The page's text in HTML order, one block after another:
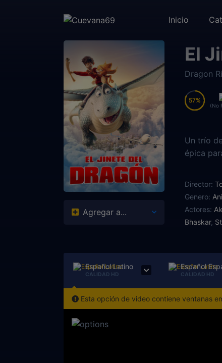
Inicio
Agregar a...
El
Dragon
57
57
(No
Un trío
épica
Director:
Genero:
Actores:
Bhaskar,
Español Latino
CALIDAD HD
Español
CALIDAD HD
Esta opción de video contiene ventanas